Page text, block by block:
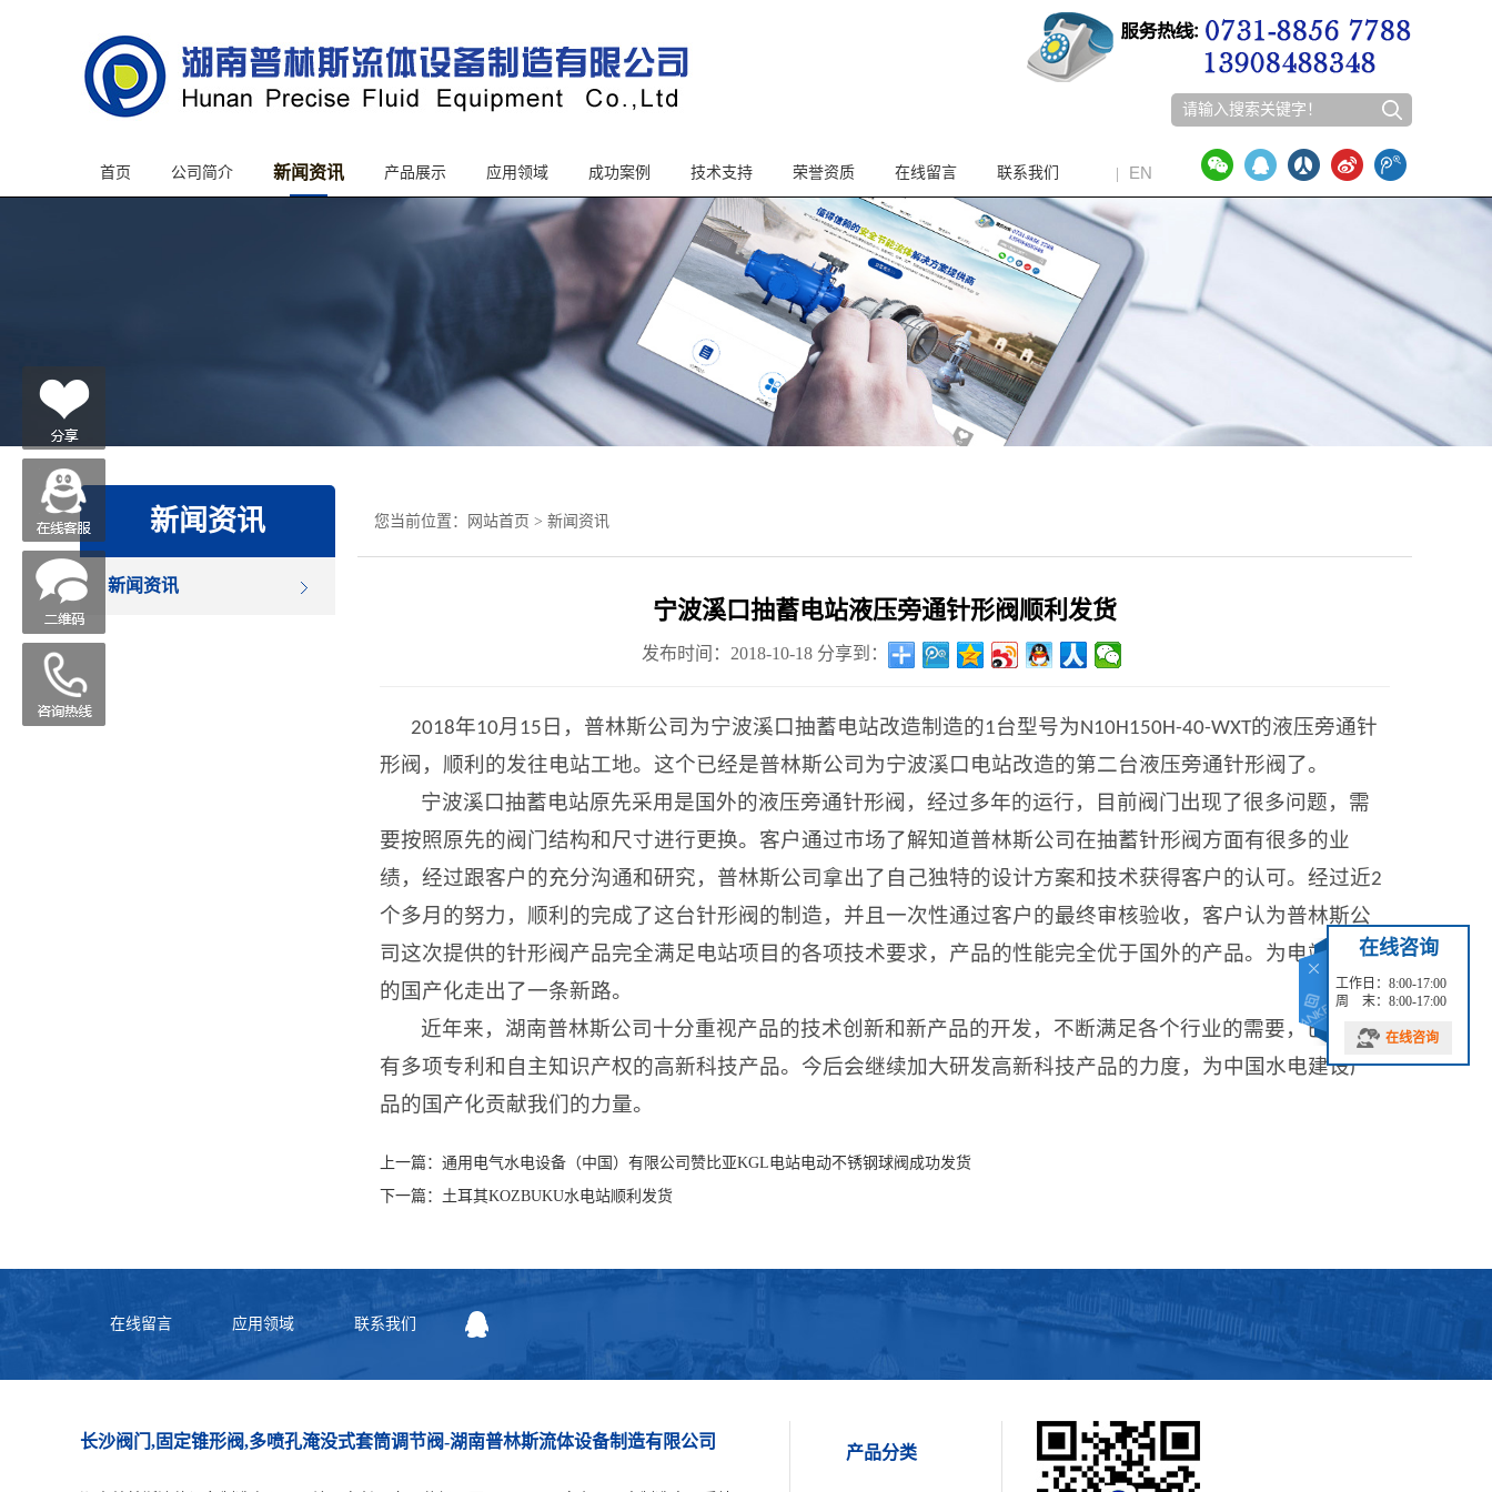
首页 公司简介 新闻资讯 产品展示 应用领域 成功案例 技术支持 荣誉资质 在线留言 联系我们 | EN
新闻资讯
新闻资讯
您当前位置： 网站首页 > 新闻资讯
宁波溪口抽蓄电站液压旁通针形阀顺利发货
发布时间：2018-10-18 分享到：
2018年10月 15 日，普林斯公司为宁波溪口抽蓄电站改造制造的1台型号为N10H150H-40-WXT的液压旁通针
形阀，顺利的发往电站工地。这个已经是普林斯公司为宁波溪口电站改造的第二台液压旁通针形阀了。
宁波溪口抽蓄电站原先采用是国外的液压旁通针形阀，经过多年的运行，目前阀门出现了很多问题，需
要按照原先的阀门结构和尺寸进行更换。客户通过市场了解知道普林斯公司在抽蓄针形阀方面有很多的业
绩，经过跟客户的充分沟通和研究，普林斯公司拿出了自己独特的设计方案和技术获得客户的认可。经过近2
个多月的努力，顺利的完成了这台针形阀的制造，并且一次性通过客户的最终审核验收，客户认为普林斯公
司这次提供的针形阀产品完全满足电站项目的各项技术要求，产品的性能完全优于国外的产品。为电站产品
的国产化走出了一条新路。
近年来，湖南普林斯公司十分重视产品的技术创新和新产品的开发，不断满足各个行业的需要，已经拥
有多项专利和自主知识产权的高新科技产品。今后会继续加大研发高新科技产品的力度，为中国水电建设产
品的国产化贡献我们的力量。
上一篇： 通用电气水电设备（中国）有限公司赞比亚KGL电站电动不锈钢球阀成功发货
下一篇： 土耳其KOZBUKU水电站顺利发货
在线留言 应用领域 联系我们
长沙阀门,固定锥形阀,多喷孔淹没式套筒调节阀-湖南普林斯流体设备制造有限公司
产品分类
在线咨询
工作日：8:00-17:00
周 末：8:00-17:00
在线咨询